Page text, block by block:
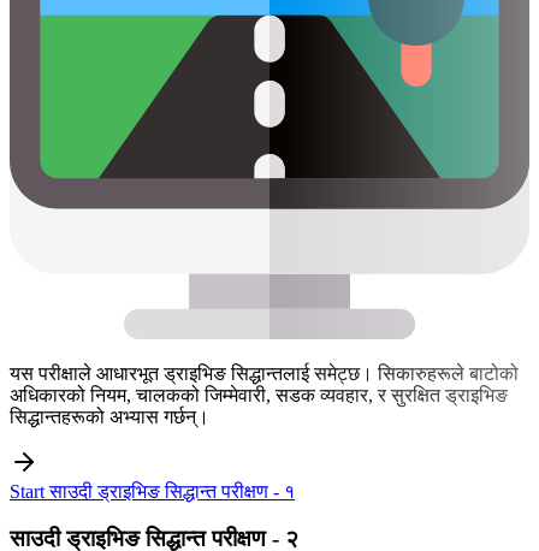
यस परीक्षाले आधारभूत ड्राइभिङ सिद्धान्तलाई समेट्छ। सिकारुहरूले बाटोको
अधिकारको नियम, चालकको जिम्मेवारी, सडक व्यवहार, र सुरक्षित ड्राइभिङ
सिद्धान्तहरूको अभ्यास गर्छन्।
Start साउदी ड्राइभिङ सिद्धान्त परीक्षण - १
साउदी ड्राइभिङ सिद्धान्त परीक्षण - २